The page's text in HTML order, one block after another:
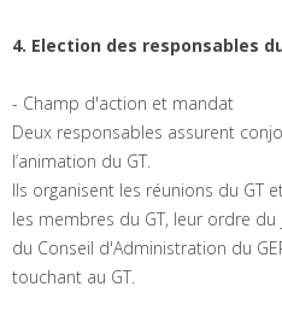
4. Election des responsables
- Champ d'action et mandat
Deux responsables assurent
l’animation du GT.
Ils organisent les réunions du GT
les membres du GT, leur ordre
du Conseil d'Administration du
touchant au GT.